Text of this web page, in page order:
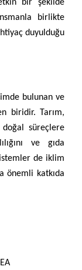
bir şekilde
birlikte
duyulduğu
bulunan ve
biridir. Tarım,
süreçlere
ve gıda
de iklim
önemli katkıda